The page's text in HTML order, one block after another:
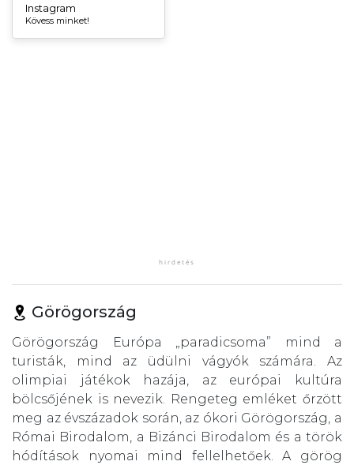
Instagram
Kövess minket!
Görögország
Görögország Európa „paradicsoma” mind a
turisták, mind az üdülni vágyók számára. Az
olimpiai játékok hazája, az európai kultúra
bölcsőjének is nevezik. Rengeteg emléket őrzött
meg az évszázadok során, az ókori Görögország, a
Római Birodalom, a Bizánci Birodalom és a török
hódítások nyomai mind fellelhetőek. A görög